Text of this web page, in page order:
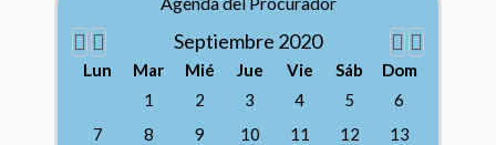
Septiembre 2020
Lun Mar Mié Jue Vie Sáb
Dom
1
2 3 4 5
6
7
8 9 10 11 12
13